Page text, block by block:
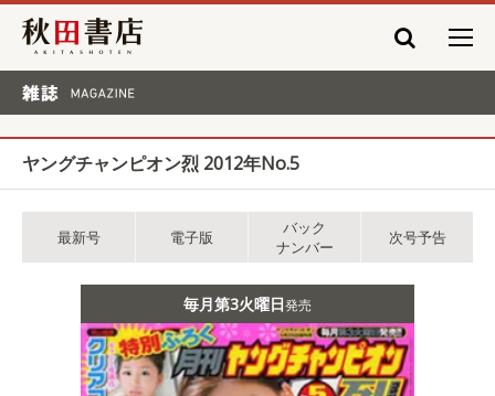
秋田書店
ヤングチャンピオン烈 2012年No.5
最新号 電子版
バック
ナンバー
次号予告
毎月第3火曜日発売